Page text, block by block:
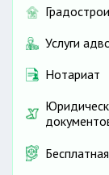
Услуги
Нотариат